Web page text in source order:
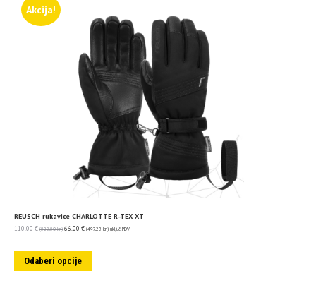
Akcija!
REUSCH rukavice CHARLOTTE R-TEX XT
110.00€ (828.80 kn) 66.00 € (497.28 kn) uključ. PDV
Odaberi opcije